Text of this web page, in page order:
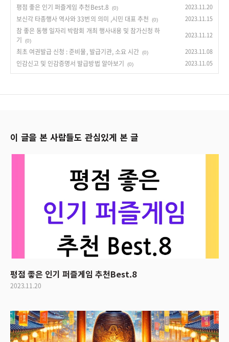
평점 좋은 인기 퍼즐게임 추천Best.8 (0) 2023.11.20
보신각 타종행사 역사와 33번의 의미 ,시민 대표 추천 (0) 2023.11.15
참 좋은 동행 일자리 박람회 개최 행사내용 및 참가신청 하
기
(0)
2023.11.12
최초 여권발급 신청 : 준비물, 발급기관, 소요 시간 (0) 2023.11.08
인감신고 및 인감증명서 발급방법 알아보기 (0) 2023.11.05
이 글을 본 사람들도 관심있게 본 글
평점 좋은 인기 퍼즐게임 추천Best.8
2023.11.20